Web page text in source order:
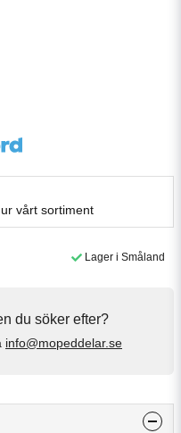
vårt sortiment
Lager i Småland
du söker efter?
info@mopeddelar.se